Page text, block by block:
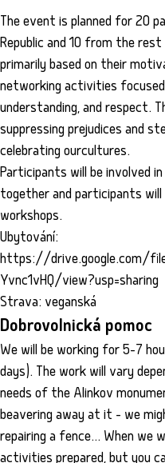
The event is planned for 20
Republic and 10 from the
primarily based on their
networking activities
understanding, and respect.
suppressing prejudices and
celebrating ourcultures.
Participants will be involved
together and participants
workshops.
Ubytování:
https://drive.google.com/
Yvnc1vHQ/view?usp=sharing
Strava: veganská
Dobrovolnická pomoc
We will be working for 5-7
days). The work will vary
needs of the Alinkov
beavering away at it - we
repairing a fence... When we